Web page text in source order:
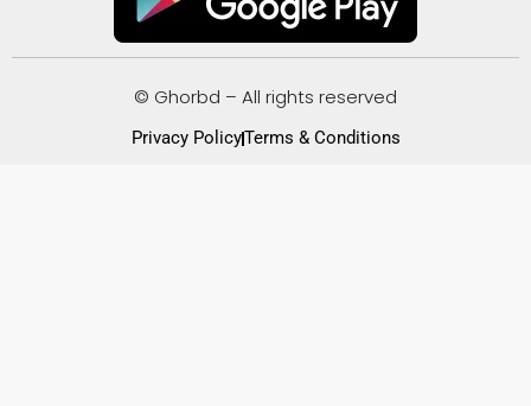
© Ghorbd – All rights reserved
Privacy PolicyTerms & Conditions